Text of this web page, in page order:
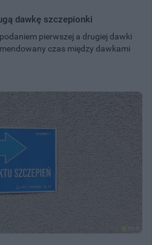
dawkę szczepionki
pierwszej a drugiej dawki
czas między dawkami